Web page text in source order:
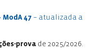
ModA 47 – atualizada a
prova de 2025/2026.